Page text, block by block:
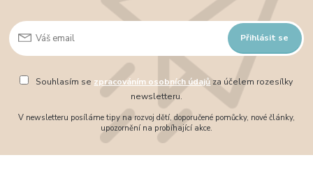
Přihlásit se
Souhlasím se zpracováním osobních údajůza účelem rozesílky
newsletteru.
V newsletteru posíláme tipy na rozvoj dětí, doporučené pomůcky, nové články,
upozornění na probíhající akce.